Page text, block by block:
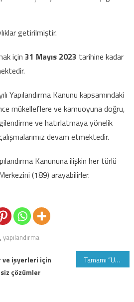
getirilmiştir.
için 31 Mayıs 2023 tarihine kadar
Yapılandırma Kanunu kapsamındaki
mükelleflere ve kamuoyuna doğru,
ve hatırlatmaya yönelik
devam etmektedir.
Kanununa ilişkin her türlü
(189) arayabilirler.
, yapılandırma
Tamamı “Uygulamacı-Uzman” Ekibimizde Yer Almak İsteyenler İçin Son FIRSAT!!!
ve işyerleri için
çözümler